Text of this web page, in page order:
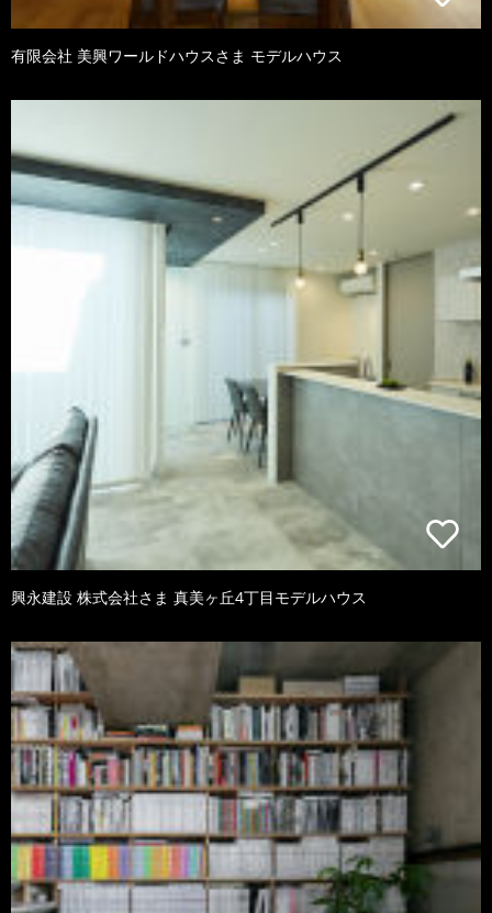
有限会社 美興ワールドハウスさま モデルハウス
興永建設 株式会社さま 真美ヶ丘4丁目モデルハウス